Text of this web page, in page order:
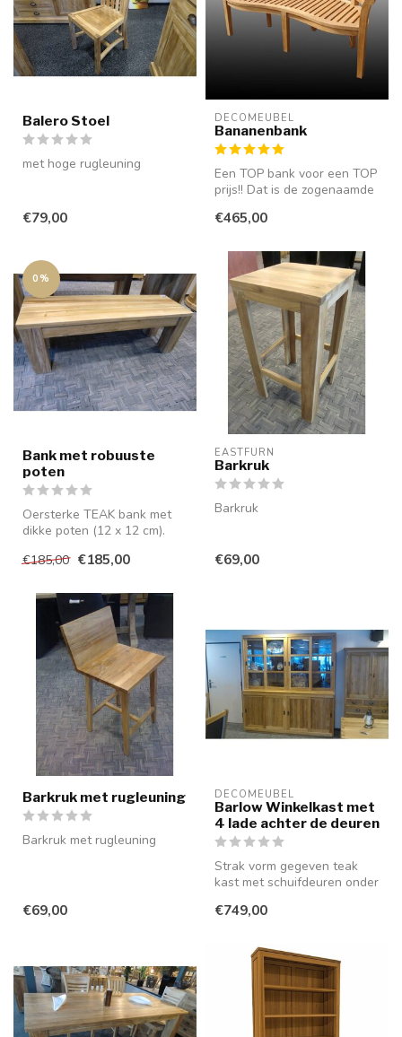
Balero Stoel
met hoge rugleuning
€79,00
DECOMEUBEL
Bananenbank
Een TOP bank voor een TOP
prijs!! Dat is de zogenaamde
DecoMeu...
€465,00
0%
Bank met robuuste
poten
Oersterke TEAK bank met
dikke poten (12 x 12 cm).
buiten ...
€185,00 €185,00
EASTFURN
Barkruk
Barkruk
€69,00
Barkruk met rugleuning
Barkruk met rugleuning
€69,00
DECOMEUBEL
Barlow Winkelkast met
4 lade achter de deuren
Strak vorm gegeven teak
kast met schuifdeuren onder
schu...
€749,00